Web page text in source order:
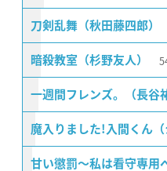
刀剣乱舞（秋田藤四郎）
暗殺教室（杉野友人）
一週間フレンズ。（長谷
魔入りました!入間くん（
甘い懲罰〜私は看守専用